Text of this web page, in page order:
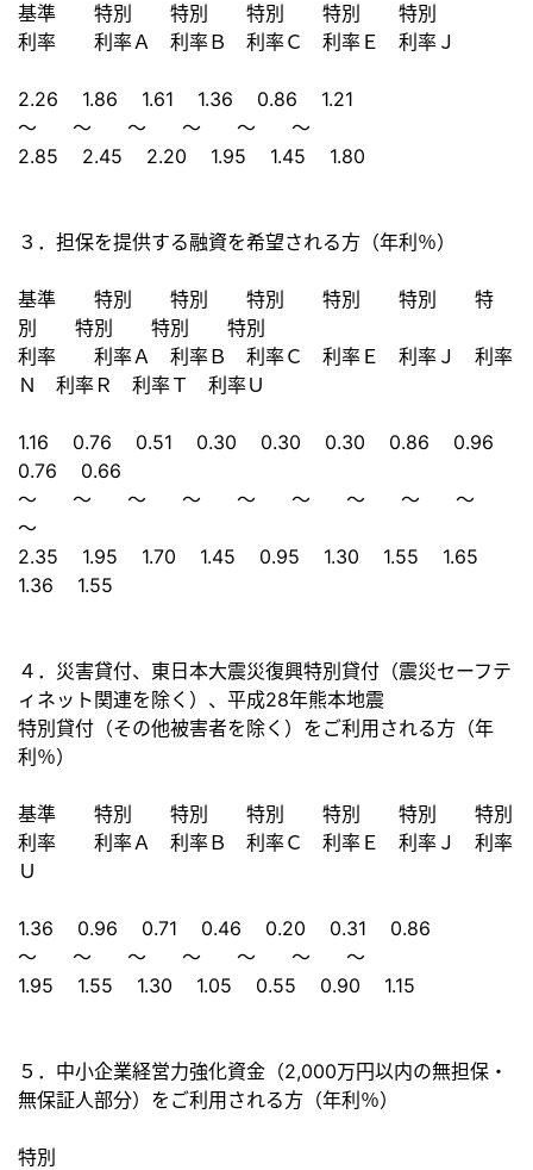
基準 特別 特別 特別 特別 特別
利率 利率Ａ 利率Ｂ 利率Ｃ 利率Ｅ 利率Ｊ
2.26 1.86 1.61 1.36 0.86 1.21
～ ～ ～ ～ ～ ～
2.85 2.45 2.20 1.95 1.45 1.80
３．担保を提供する融資を希望される方（年利％）
基準 特別 特別 特別 特別 特別 特
別 特別 特別 特別
利率 利率Ａ 利率Ｂ 利率Ｃ 利率Ｅ 利率Ｊ 利率
Ｎ 利率Ｒ 利率Ｔ 利率Ｕ
1.16 0.76 0.51 0.30 0.30 0.30 0.86 0.96
0.76 0.66
～ ～ ～ ～ ～ ～ ～ ～ ～
～
2.35 1.95 1.70 1.45 0.95 1.30 1.55 1.65
1.36 1.55
４．災害貸付、東日本大震災復興特別貸付（震災セーフテ
ィネット関連を除く）、平成28年熊本地震
特別貸付（その他被害者を除く）をご利用される方（年
利％）
基準 特別 特別 特別 特別 特別 特別
利率 利率Ａ 利率Ｂ 利率Ｃ 利率Ｅ 利率Ｊ 利率
Ｕ
1.36 0.96 0.71 0.46 0.20 0.31 0.86
～ ～ ～ ～ ～ ～ ～
1.95 1.55 1.30 1.05 0.55 0.90 1.15
５．中小企業経営力強化資金（2,000万円以内の無担保・
無保証人部分）をご利用される方（年利％）
特別